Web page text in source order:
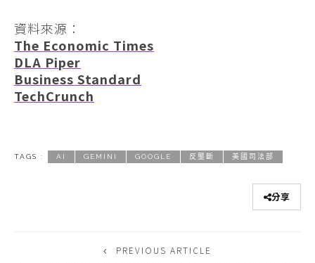
資料來源：
The Economic Times
DLA Piper
Business Standard
TechCrunch
TAGS : AI GEMINI GOOGLE 反壟斷 美國司法部
分享
PREVIOUS ARTICLE